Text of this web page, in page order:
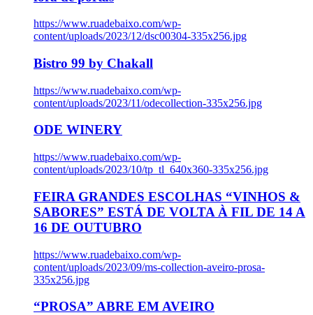
https://www.ruadebaixo.com/wp-
content/uploads/2023/12/dsc00304-335x256.jpg
Bistro 99 by Chakall
https://www.ruadebaixo.com/wp-
content/uploads/2023/11/odecollection-335x256.jpg
ODE WINERY
https://www.ruadebaixo.com/wp-
content/uploads/2023/10/tp_tl_640x360-335x256.jpg
FEIRA GRANDES ESCOLHAS “VINHOS &
SABORES” ESTÁ DE VOLTA À FIL DE 14 A
16 DE OUTUBRO
https://www.ruadebaixo.com/wp-
content/uploads/2023/09/ms-collection-aveiro-prosa-
335x256.jpg
“PROSA” ABRE EM AVEIRO